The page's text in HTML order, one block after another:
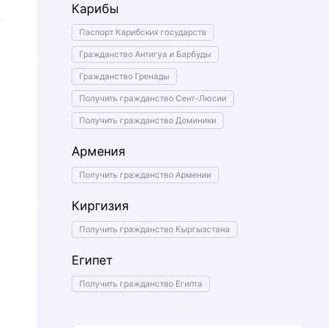
Карибы
Паспорт Карибских государств
Гражданство Антигуа и Барбуды
Гражданство Гренады
Получить гражданство Сент-Люсии
Получить гражданство Доминики
Армения
Получить гражданство Армении
Киргизия
Получить гражданство Кыргызстана
Египет
Получить гражданство Египта